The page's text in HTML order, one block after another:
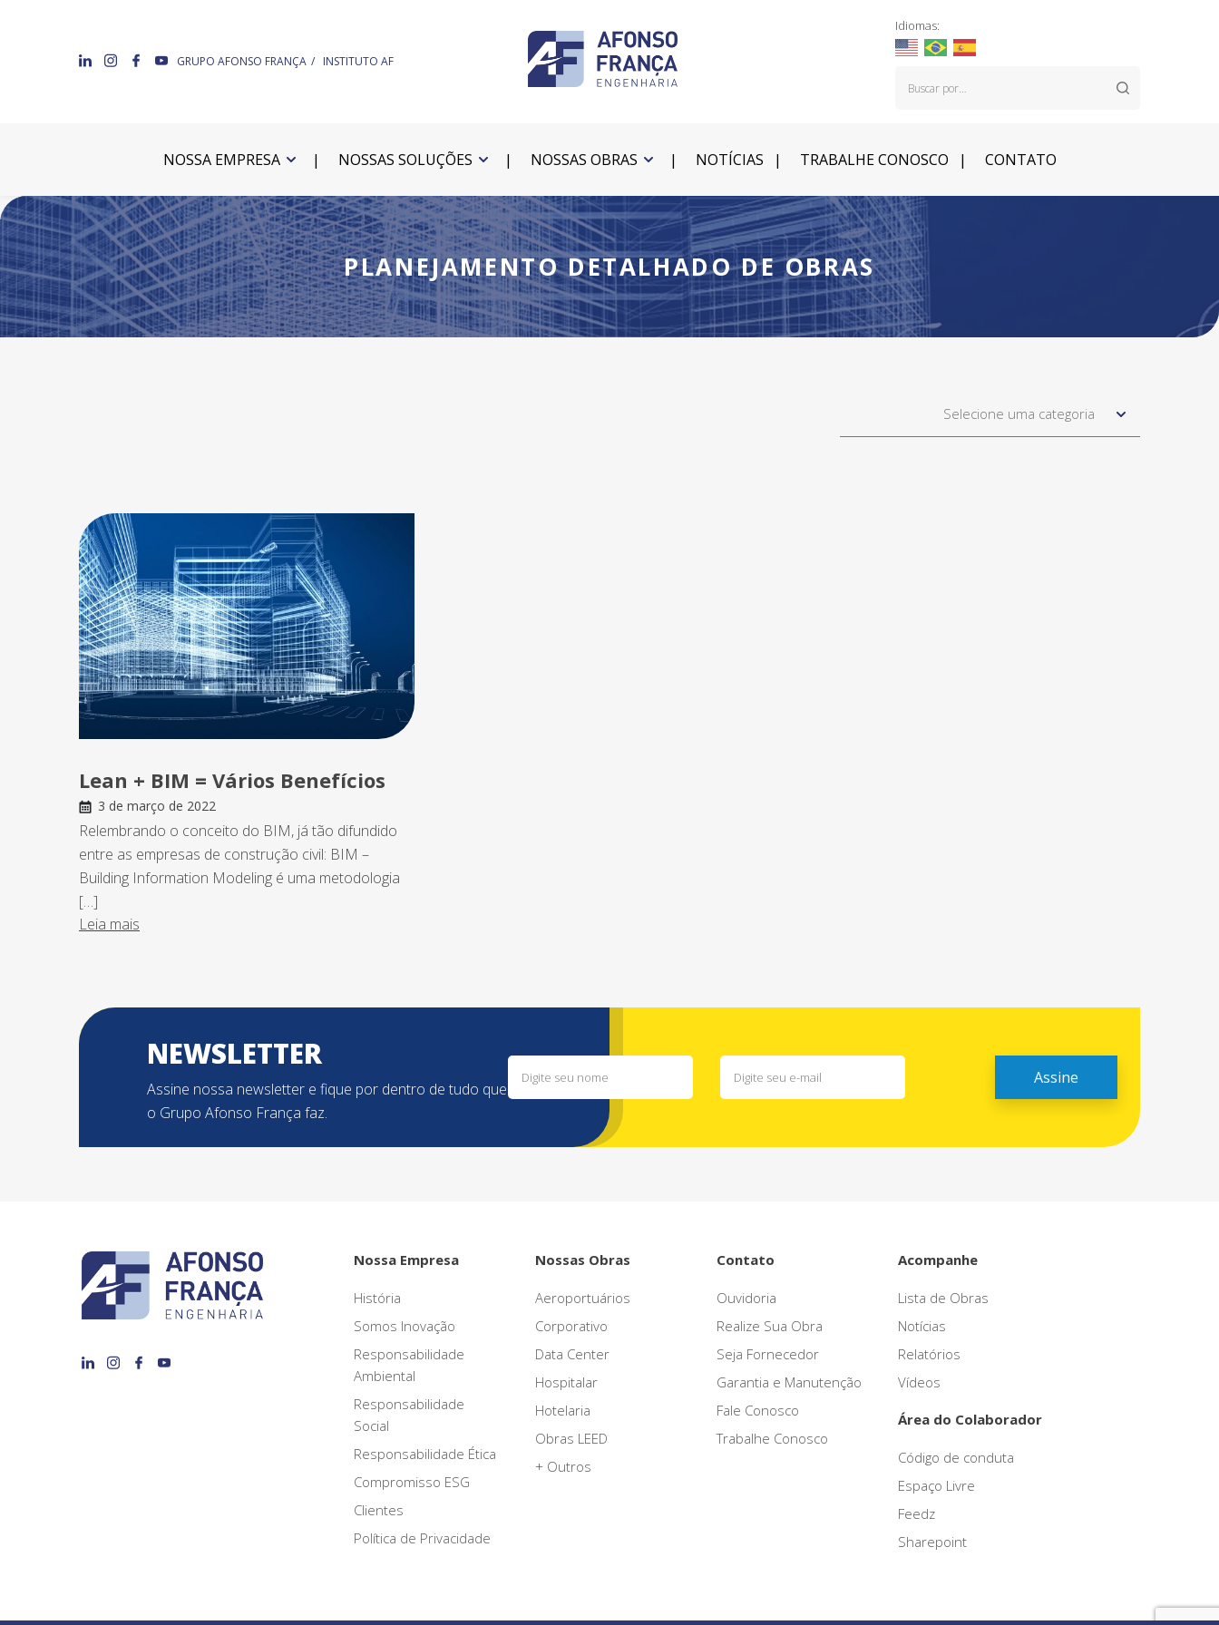
GRUPO AFONSO FRANÇA INSTITUTO AF
Idiomas:
NOSSA EMPRESA NOSSAS SOLUÇÕES NOSSAS OBRAS NOTÍCIAS TRABALHE CONOSCO CONTATO
PLANEJAMENTO DETALHADO DE OBRAS
Selecione uma categoria
Lean + BIM = Vários Benefícios
3 de março de 2022
Relembrando o conceito do BIM, já tão difundido
entre as empresas de construção civil: BIM –
Building Information Modeling é uma metodologia
[…]
Leia mais
NEWSLETTER
Assine nossa newsletter e fique por dentro de tudo que
o Grupo Afonso França faz.
Nossa Empresa
História
Somos Inovação
Responsabilidade
Ambiental
Responsabilidade
Social
Responsabilidade Ética
Compromisso ESG
Clientes
Política de Privacidade
Nossas Obras
Aeroportuários
Corporativo
Data Center
Hospitalar
Hotelaria
Obras LEED
+ Outros
Contato
Ouvidoria
Realize Sua Obra
Seja Fornecedor
Garantia e Manutenção
Fale Conosco
Trabalhe Conosco
Acompanhe
Lista de Obras
Notícias
Relatórios
Vídeos
Área do Colaborador
Código de conduta
Espaço Livre
Feedz
Sharepoint